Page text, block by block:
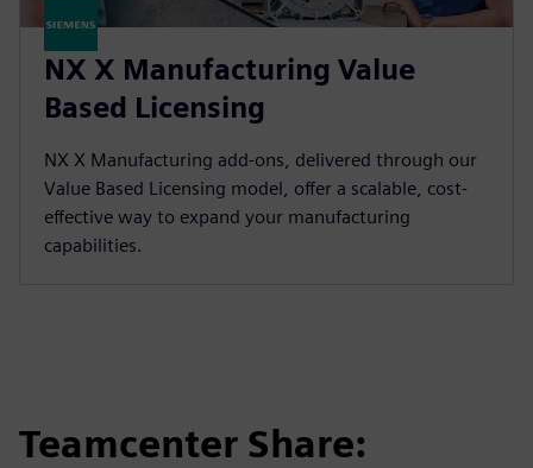
NX X Manufacturing Value
Based Licensing
NX X Manufacturing add-ons, delivered through our
Value Based Licensing model, offer a scalable, cost-
effective way to expand your manufacturing
capabilities.
Teamcenter Share: